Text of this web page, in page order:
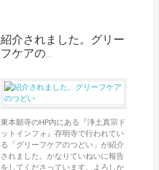
紹介されました。グリー
フケアの...
東本願寺のHP内にある『浄土真宗ド
ットインフォ』存明寺で行われてい
る「グリーフケアのつどい」が紹介
されました。かなりていねいに報告
をしてくださっています。よろしか